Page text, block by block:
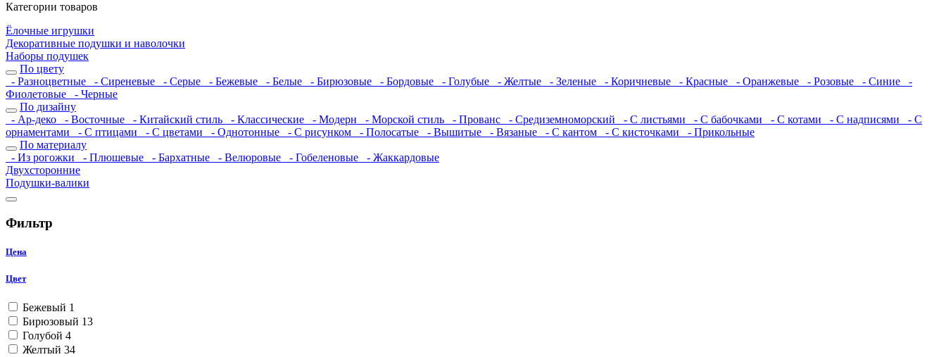
Категории товаров
Ёлочные игрушки
Декоративные подушки и наволочки
Наборы подушек
По цвету
- Разноцветные
- Сиреневые - Серые - Бежевые - Белые - Бирюзовые - Бордовые - Голубые - Желтые - Зеленые - Коричневые - Красные - Оранжевые - Розовые - Синие
-
Фиолетовые
- Черные
По дизайну
- Ар-деко
- Восточные - Китайский стиль - Классические - Модерн - Морской стиль - Прованс - Средиземноморский - С листьями - С бабочками - С котами - С надписями
- С
орнаментами
- С птицами - С цветами - Однотонные - С рисунком - Полосатые - Вышитые - Вязаные - С кантом - С кисточками
- Прикольные
По материалу
- Из рогожки
- Плюшевые - Бархатные - Велюровые - Гобеленовые
- Жаккардовые
Двухсторонние
Подушки-валики
Фильтр
Цена
Цвет
Бежевый 1
Бирюзовый 13
Голубой 4
Желтый 34